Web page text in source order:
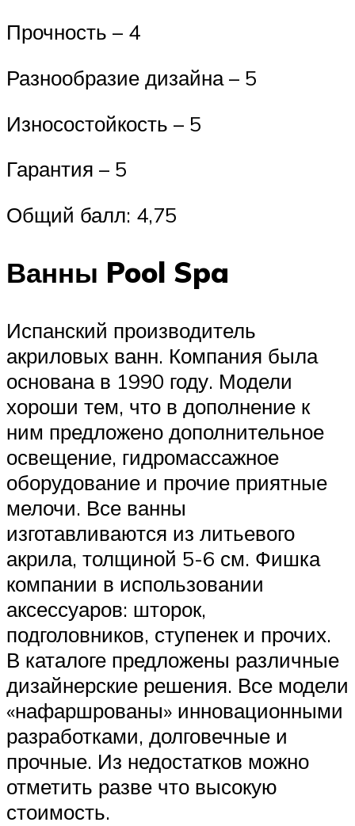
Прочность – 4
Разнообразие дизайна – 5
Износостойкость – 5
Гарантия – 5
Общий балл: 4,75
Ванны Pool Spa
Испанский производитель
акриловых ванн. Компания была
основана в 1990 году. Модели
хороши тем, что в дополнение к
ним предложено дополнительное
освещение, гидромассажное
оборудование и прочие приятные
мелочи. Все ванны
изготавливаются из литьевого
акрила, толщиной 5-6 см. Фишка
компании в использовании
аксессуаров: шторок,
подголовников, ступенек и прочих.
В каталоге предложены различные
дизайнерские решения. Все модели
«нафаршрованы» инновационными
разработками, долговечные и
прочные. Из недостатков можно
отметить разве что высокую
стоимость.